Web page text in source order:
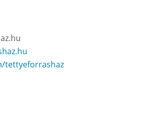
tettyeforrashaz